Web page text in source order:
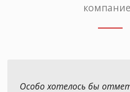
Особо хотелось бы